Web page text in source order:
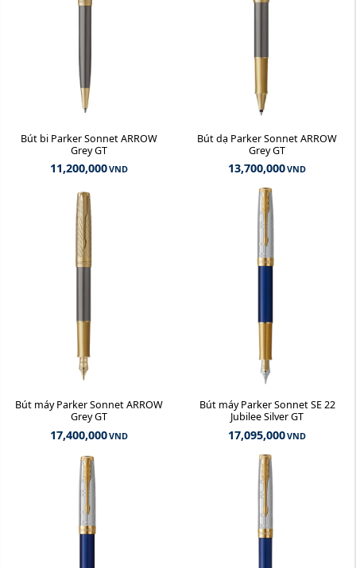
Bút bi Parker Sonnet ARROW
Grey GT
11,200,000VND
Bút dạ Parker Sonnet ARROW
Grey GT
13,700,000VND
Bút máy Parker Sonnet ARROW
Grey GT
17,400,000VND
Bút máy Parker Sonnet SE 22
Jubilee Silver GT
17,095,000VND